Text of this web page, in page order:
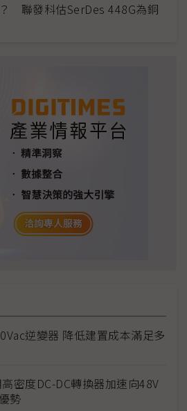
聯發科估SerDes 448G為銅
逆變器 降低建置成本滿足多
密度DC-DC轉換器加速向48V
勢